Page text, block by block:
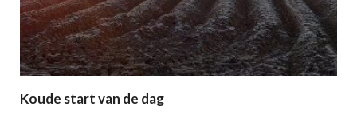
Koude start van de dag